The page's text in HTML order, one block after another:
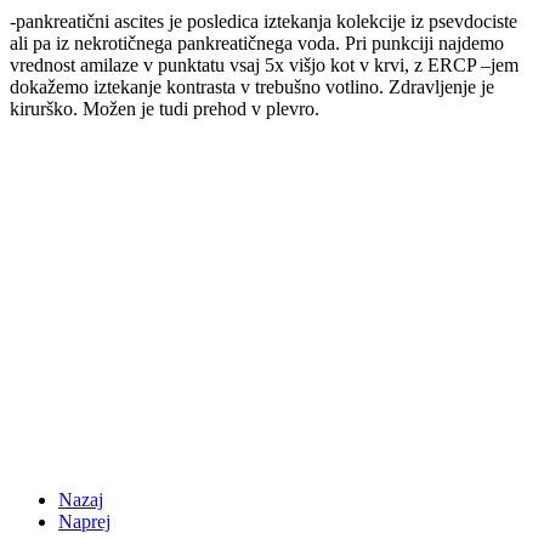
-pankreatični ascites je posledica iztekanja kolekcije iz psevdociste
ali pa iz nekrotičnega pankreatičnega voda. Pri punkciji najdemo
vrednost amilaze v punktatu vsaj 5x višjo kot v krvi, z ERCP –jem
dokažemo iztekanje kontrasta v trebušno votlino. Zdravljenje je
kirurško. Možen je tudi prehod v plevro.
Nazaj
Naprej